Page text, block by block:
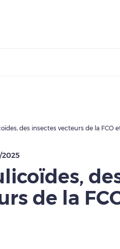
des insectes vecteurs de la FCO
de la